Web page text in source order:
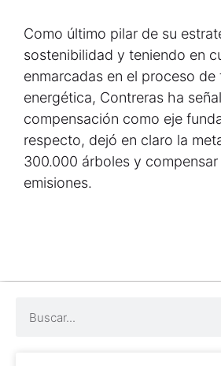
Como último pilar de su
sostenibilidad y teniendo en
enmarcadas en el proceso de
energética, Contreras ha
compensación como eje
respecto, dejó en claro la
300.000 árboles y compensar
emisiones.